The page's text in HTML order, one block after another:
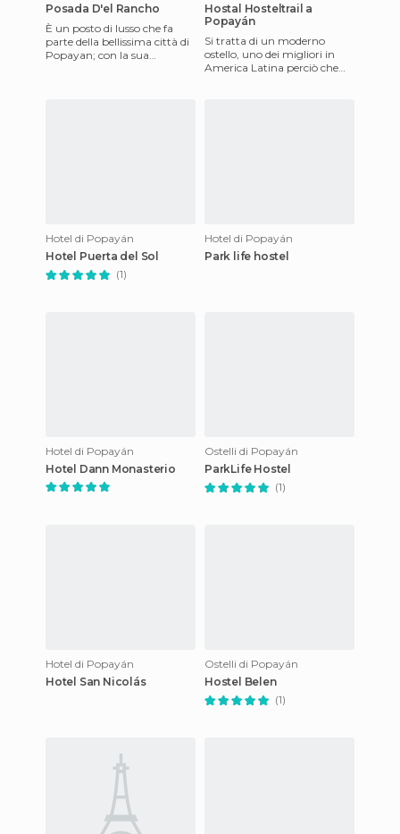
Posada D'el Rancho
È un posto di lusso che fa
parte della bellissima città di
Popayan; con la sua
Hostal Hosteltrail a
Popayán
Si tratta di un moderno
ostello, uno dei migliori in
America Latina perciò che
Hotel di Popayán
Hotel Puerta del Sol
(1)
Hotel di Popayán
Park life hostel
Hotel di Popayán
Hotel Dann Monasterio
Ostelli di Popayán
ParkLife Hostel
(1)
Hotel di Popayán
Hotel San Nicolás
Ostelli di Popayán
Hostel Belen
(1)